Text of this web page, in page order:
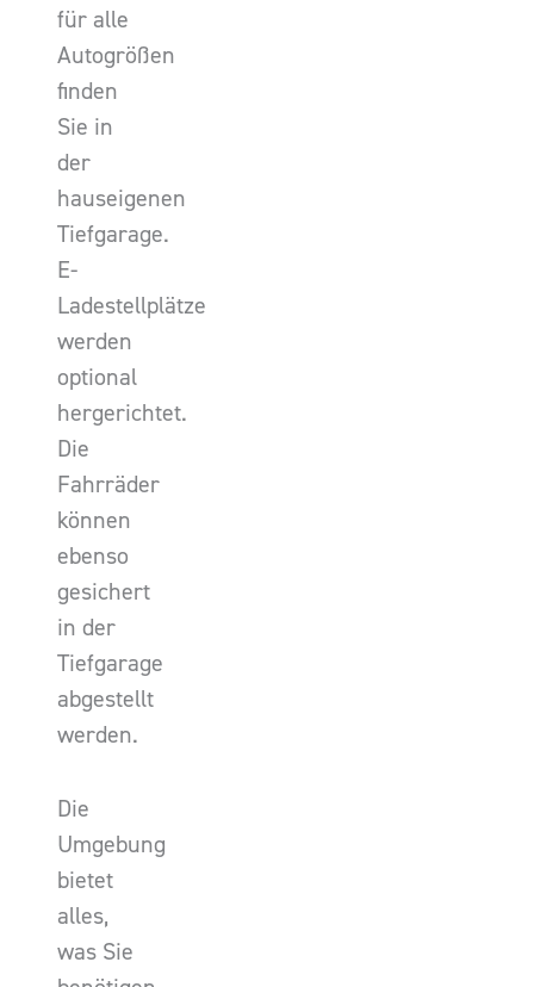
für alle
Autogrößen
finden
Sie in
der
hauseigenen
Tiefgarage.
E-
Ladestellplätze
werden
optional
hergerichtet.
Die
Fahrräder
können
ebenso
gesichert
in der
Tiefgarage
abgestellt
werden.
Die
Umgebung
bietet
alles,
was Sie